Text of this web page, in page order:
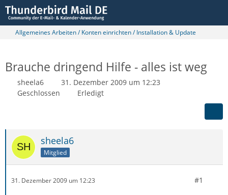
Allgemeines Arbeiten / Konten einrichten / Installation & Update
Brauche dringend Hilfe - alles ist weg
sheela6
31. Dezember 2009 um 12:23
Geschlossen
Erledigt
sheela6
Mitglied
31. Dezember 2009 um 12:23 #1